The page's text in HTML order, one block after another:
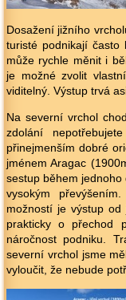
Dosažení jižního
turisté podnikají často
může rychle měnit i
je možné zvolit
viditelný. Výstup trvá
Na severní vrchol
zdolání
přinejmenším dobré
jménem Aragac
sestup během
vysokým
možností je výstup
prakticky o přechod
náročnost podniku.
severní vrchol jsme
vyloučit, že nebude